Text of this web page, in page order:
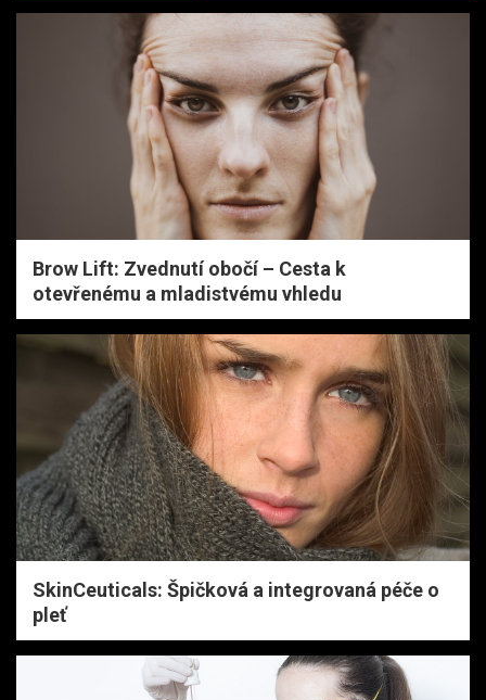
Brow Lift: Zvednutí obočí – Cesta k
otevřenému a mladistvému vhledu
SkinCeuticals: Špičková a integrovaná péče o
pleť